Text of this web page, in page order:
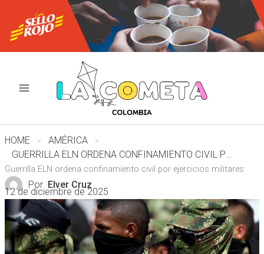
contenido
HOME
AMÉRICA
GUERRILLA ELN ORDENA CONFINAMIENTO CIVIL POR EJERCICIOS MILITARES
Guerrilla ELN ordena confinamiento civil por ejercicios militares
Por Elver Cruz
12 de diciembre de 2025